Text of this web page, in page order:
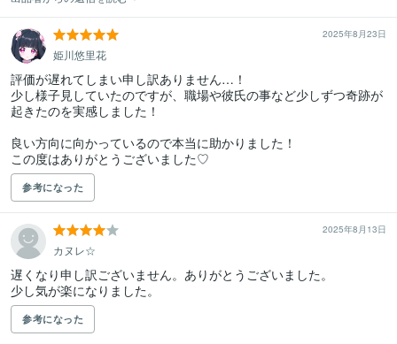
2025年8月23日
姫川悠里花
評価が遅れてしまい申し訳ありません…！
少し様子見していたのですが、職場や彼氏の事など少しずつ奇跡が
起きたのを実感しました！
良い方向に向かっているので本当に助かりました！
この度はありがとうございました♡
参考になった
2025年8月13日
カヌレ☆
遅くなり申し訳ございません。ありがとうございました。
少し気が楽になりました。
参考になった